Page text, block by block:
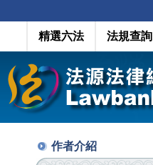
精選六法 法規查詢
作者介紹